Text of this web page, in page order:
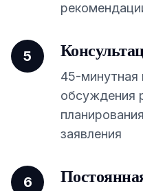
5
45-минутная
обсуждения
заявления
6